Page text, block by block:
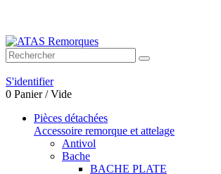
S'identifier
0 Panier /Vide
Pièces détachées
Accessoire remorque et attelage
Antivol
Bache
BACHE PLATE